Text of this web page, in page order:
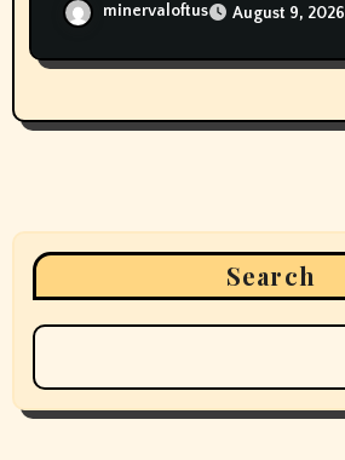
minervaloftus August 9, 2026
Search